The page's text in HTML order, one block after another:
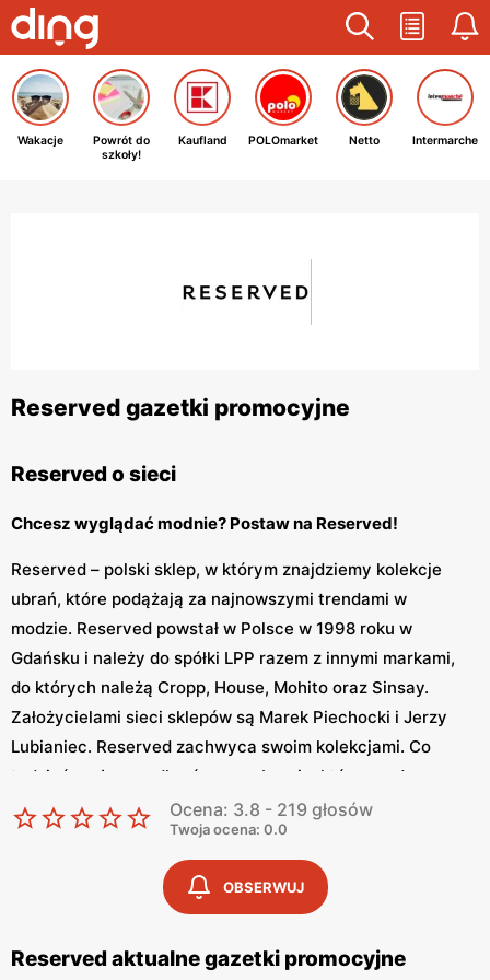
Wakacje
Powrót do
szkoły!
Kaufland POLOmarket Netto Intermarche
Reserved gazetki promocyjne
Reserved o sieci
Chcesz wyglądać modnie? Postaw na Reserved!
Reserved – polski sklep, w którym znajdziemy kolekcje
ubrań, które podążają za najnowszymi trendami w
modzie. Reserved powstał w Polsce w 1998 roku w
Gdańsku i należy do spółki LPP razem z innymi markami,
do których należą Cropp, House, Mohito oraz Sinsay.
Założycielami sieci sklepów są Marek Piechocki i Jerzy
Lubianiec. Reserved zachwyca swoim kolekcjami. Co
tydzień możemy odkryć nowe ubrania, które ma do
zaoferowania polska marka. Reserved czerpie inspiracje
od influrencerów jak również z światowych wybiegów.
Sklep oferuje zarówno markową odzież dla kobiet jak i
mężczyzn oraz dzieci. Reserved posiada swoją stronę
charakteryzuje się wysoką jakością. W kolekcjach
Ocena: 3.8 - 219 głosów
Twoja ocena: 0.0
OBSERWUJ
Reserved aktualne gazetki promocyjne